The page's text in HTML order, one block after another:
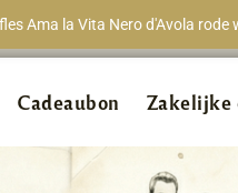
Ama la Vita Nero d'Avola rode
98% van onze klanten
Cadeaubon Zakelijke